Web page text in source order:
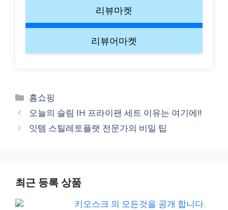
리뷰마켓
리뷰어마켓
Categories
홈쇼핑
오늘의 슬림 IH 프라이팬 세트 이유는 여기에!!
잇템 스틸레토플랫 전문가의 비밀 팁
최근 등록 상품
키오스크 의 모든것을 공개 합니다.